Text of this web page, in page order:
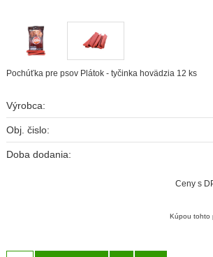
Pochúťka pre psov Plátok - tyčinka hovädzia 12 ks
Výrobca:
Obj. čislo:
Doba dodania:
Ceny s
Kúpou tohto